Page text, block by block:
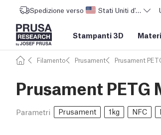
Spedizione verso Stati Uniti d'America
Stampanti 3D
Filamento Prusament Prusament
Prusament PETG
Parametri Prusament 1kg NFC